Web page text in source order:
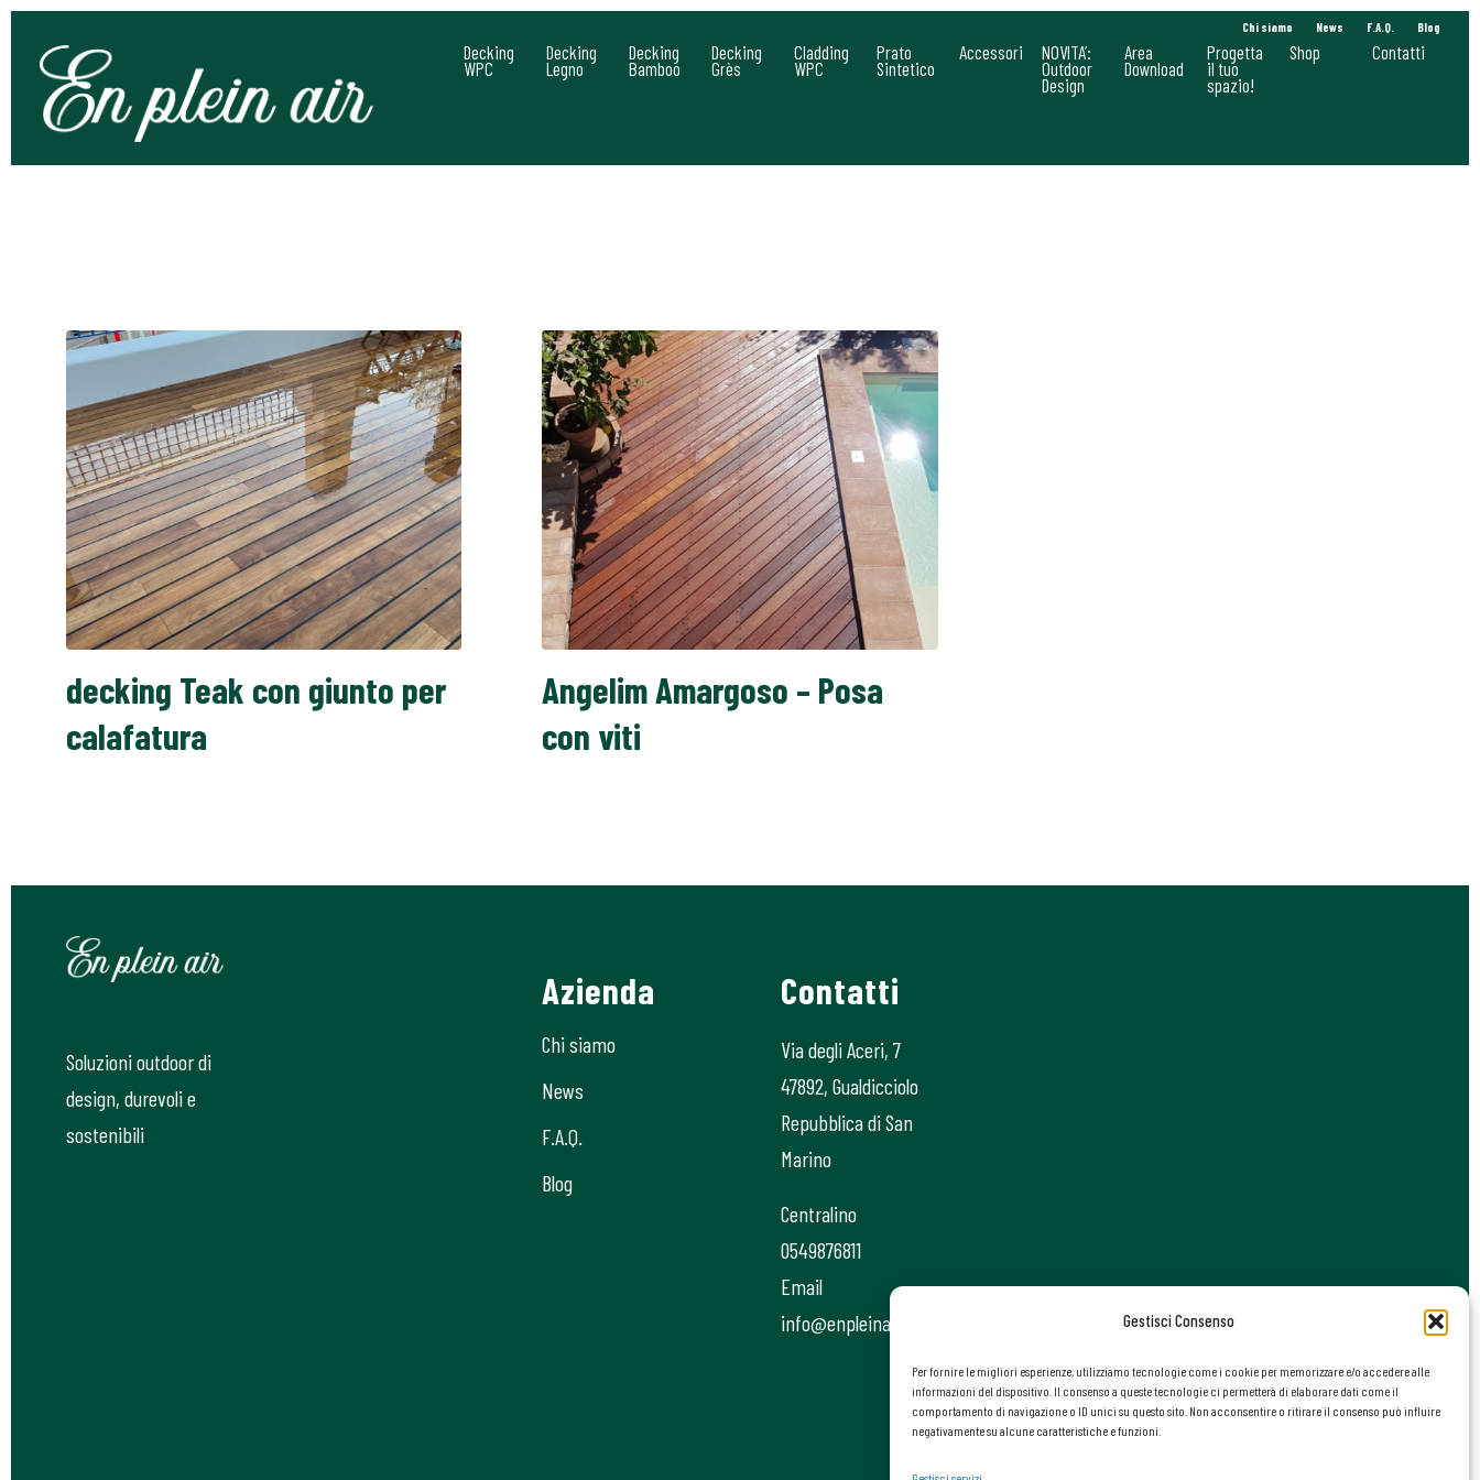
Gestisci Consenso
Per fornire le migliori esperienze, utilizziamo tecnologie come i cookie per memorizzare e/o accedere alle
informazioni del dispositivo. Il consenso a queste tecnologie ci permetterà di elaborare dati come il
comportamento di navigazione o ID unici su questo sito. Non acconsentire o ritirare il consenso può influire
negativamente su alcune caratteristiche e funzioni.
Chi siamo News F.A.Q. Blog
Decking
WPC
Decking
Legno
Decking
Bamboo
Decking
Grès
Cladding
WPC
Prato
Sintetico
Accessori NOVITA’:
Outdoor
Design
Area
Download
Progetta
il tuo
spazio!
Shop Contatti
decking Teak con giunto per
calafatura
Angelim Amargoso – Posa
con viti
Soluzioni outdoor di
design, durevoli e
sostenibili
Azienda
Chi siamo
News
F.A.Q.
Blog
Contatti
Via degli Aceri, 7
47892, Gualdicciolo
Repubblica di San
Marino
Centralino
0549876811
Email
info@enpleinair.sm